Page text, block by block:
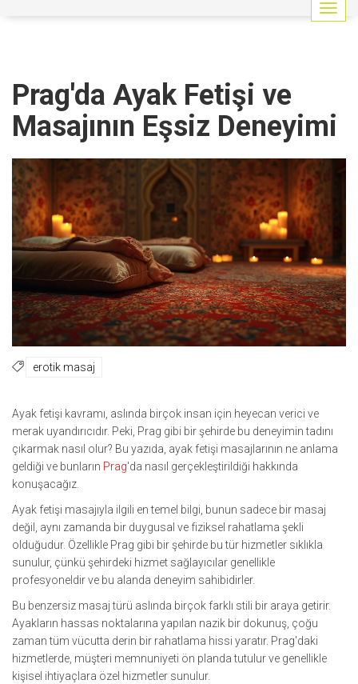
G
e
y
p
t
Prag'da Ayak Fetişi ve
Masajının Eşsiz Deneyimi
erotik masaj
Ayak fetişi kavramı, aslında birçok insan için heyecan verici ve
merak uyandırıcıdır. Peki, Prag gibi bir şehirde bu deneyimin tadını
çıkarmak nasıl olur? Bu yazıda, ayak fetişi masajlarının ne anlama
geldiği ve bunların Prag'da nasıl gerçekleştirildiği hakkında
konuşacağız.
Ayak fetişi masajıyla ilgili en temel bilgi, bunun sadece bir masaj
değil, aynı zamanda bir duygusal ve fiziksel rahatlama şekli
olduğudur. Özellikle Prag gibi bir şehirde bu tür hizmetler sıklıkla
sunulur, çünkü şehirdeki hizmet sağlayıcılar genellikle
profesyoneldir ve bu alanda deneyim sahibidirler.
Bu benzersiz masaj türü aslında birçok farklı stili bir araya getirir.
Ayakların hassas noktalarına yapılan nazik bir dokunuş, çoğu
zaman tüm vücutta derin bir rahatlama hissi yaratır. Prag'daki
hizmetlerde, müşteri memnuniyeti ön planda tutulur ve genellikle
kişisel ihtiyaçlara özel hizmetler sunulur.